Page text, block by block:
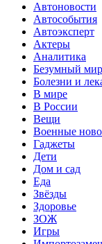
Автоновости
Автособытия
Автоэксперт
Актеры
Аналитика
Безумный мир
Болезни и
В мире
В России
Вещи
Военные
Гаджеты
Дети
Дом и сад
Еда
Звёзды
Здоровье
ЗОЖ
Игры